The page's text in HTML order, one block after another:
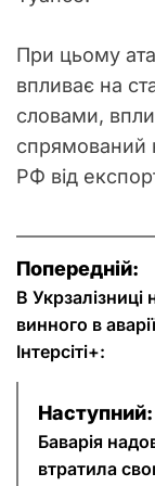
При цьому
впливає на
словами,
спрямований
РФ від
Н
а
в
Попередній:
В Укрзалізниці
винного в
Інтерсіті+:
Наступний:
Баварія
втратила